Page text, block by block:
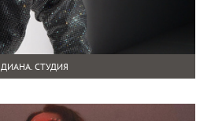
ДИАНА. СТУДИЯ